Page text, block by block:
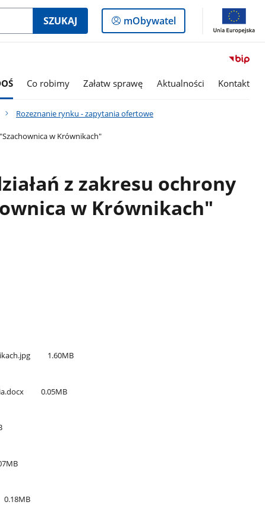
SZUKAJ
Logowanie
do
mObywatel
Co robimy Załatw sprawę Aktualności Kontakt
Rozeznanie rynku - zapytania ofertowe
w Krównikach"
z zakresu ochrony
w Krównikach"
1.60MB
0.05MB
0.18MB